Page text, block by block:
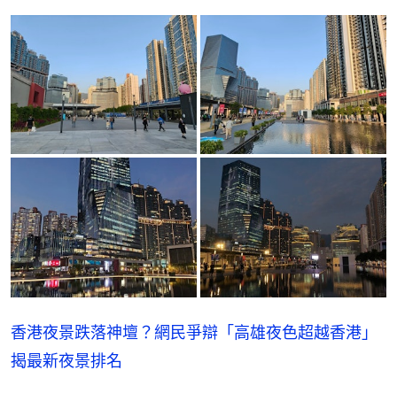
香港夜景跌落神壇？網民爭辯「高雄夜色超越香港」
揭最新夜景排名